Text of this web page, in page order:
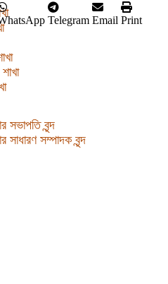
সভাপতি বৃন্দ
সাধারণ সম্পাদক বৃন্দ
Telegram Email Print